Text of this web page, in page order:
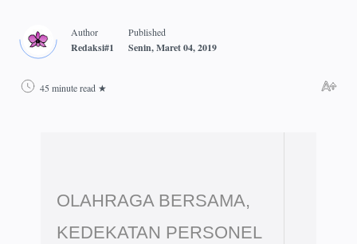
45 minute read
OLAHRAGA BERSAMA,
KEDEKATAN PERSONEL